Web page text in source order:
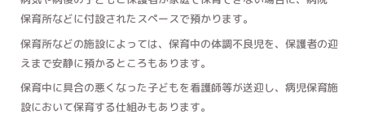
保育所などに付設されたスペースで預かります。
保育所などの施設によっては、保育中の体調不良児を、保護者の迎
えまで安静に預かるところもあります。
保育中に具合の悪くなった子どもを看護師等が送迎し、病児保育施
設において保育する仕組みもあります。